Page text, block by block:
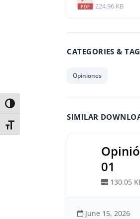
Toggle High Contrast
Toggle Font size
224.96 KB
CATEGORIES &
Opiniones
SIMILAR
01
130.05
June 15, 2026